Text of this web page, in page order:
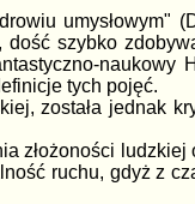
szybko
naukowy
tych pojęć.
została jednak
złożoności
ruchu, gdyż z